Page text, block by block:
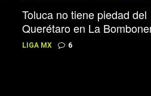
Toluca no tiene piedad del
Querétaro en La
LIGA MX 6